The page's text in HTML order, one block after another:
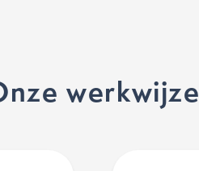
werkwijze